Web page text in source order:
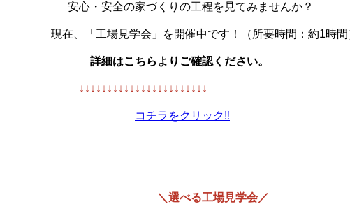
くりの工程を見てみませんか？
」を開催中です！（所要時間：約1時間
詳細はこちらよりご確認ください。
↓↓↓↓↓↓↓↓↓↓↓↓↓↓↓↓↓↓↓↓↓↓↓
コチラをクリック‼
＼選べる工場見学会／